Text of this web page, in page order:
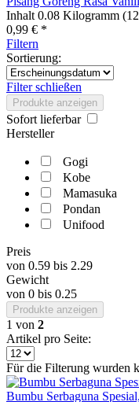
Inhalt 0.08 Kilogramm
0,99 € *
Filtern
Sortierung:
Filter schließen
Produkte anzeigen
Sofort lieferbar
Hersteller
Gogi
Kobe
Mamasuka
Pondan
Unifood
Preis
von 0.59 bis 2.29
Gewicht
von 0 bis 0.25
Produkte anzeigen
1 von 2
Artikel pro Seite:
Für die Filterung wurden
Bumbu Serbaguna